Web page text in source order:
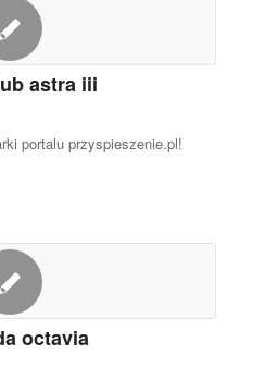
astra iii
portalu przyspieszenie.pl!
octavia